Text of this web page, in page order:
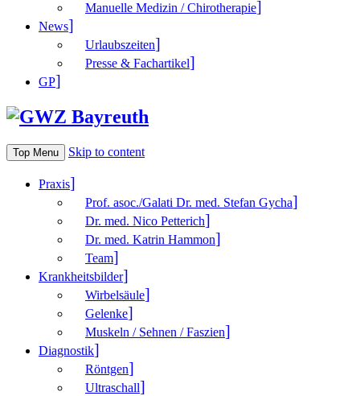
Manuelle Medizin / Chirotherapie
News
Urlaubszeiten
Presse & Fachartikel
GP
Top Menu Skip to content
Praxis
Prof. asoc./Galati Dr. med. Stefan Gycha
Dr. med. Nico Petterich
Dr. med. Katrin Hammon
Team
Krank­heitsbilder
Wirbelsäule
Gelenke
Muskeln / Sehnen / Faszien
Diagnostik
Röntgen
Ultraschall